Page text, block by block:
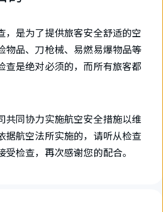
，是为了提供旅客安全舒适的空
物品、刀枪械、易燃易爆物品等
查是绝对必须的，而所有旅客都
共同协力实施航空安全措施以维
据航空法所实施的，请听从检查
检查，再次感谢您的配合。